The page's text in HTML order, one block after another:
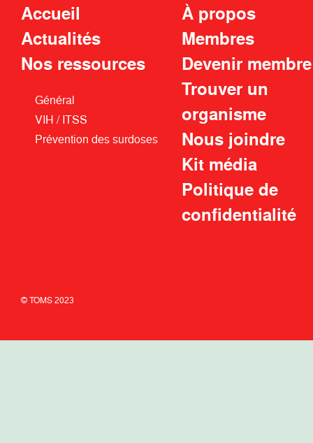
Accueil
Actualités
Nos ressources
Général
VIH / ITSS
Prévention des surdoses
À propos
Membres
Devenir membre
Trouver un
organisme
Nous joindre
Kit média
Politique de
confidentialité
© TOMS 2023